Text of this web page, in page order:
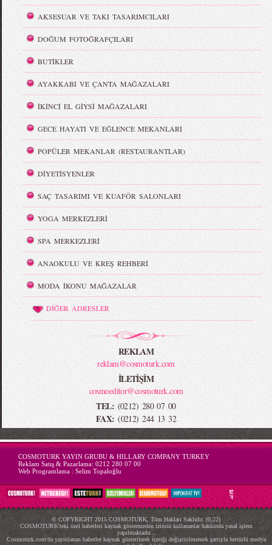
AKSESUAR VE TAKI TASARIMCILARI
DOĞUM FOTOĞRAFÇILARI
BUTİKLER
AYAKKABI VE ÇANTA MAĞAZALARI
İKİNCİ EL GİYSİ MAĞAZALARI
GECE HAYATI VE EĞLENCE MEKANLARI
POPÜLER MEKANLAR (RESTAURANTLAR)
DİYETİSYENLER
SAÇ TASARIMI VE KUAFÖR SALONLARI
YOGA MERKEZLERİ
SPA MERKEZLERİ
ANAOKULU VE KREŞ REHBERİ
MODA İKONU MAĞAZALAR
DİĞER ADRESLER
REKLAM
reklam@cosmoturk.com
İLETİŞİM
cosmoeditor@cosmoturk.com
TEL: (0212) 280 07 00
FAX: (0212) 244 13 32
-->
COSMOTURK YAYIN GRUBU & HILLARY COMPANY TURKEY
Reklam Satış & Pazarlama: 0212 280 07 00
Web Programlama : Selim Topaloğlu
© COPYRIGHT 2015 COSMOTURK, Tüm Hakları Saklıdır. (0,22)
COSMOTURK'teki özel haberleri kaynak göstermeden izinsiz kullananlar hakkında yasal işlem
yapılmaktadır...
Cosmoturk.com'da yayınlanan haberler kaynak gösterilerek içeriği değiştirilmemek şartıyla hertürlü medya